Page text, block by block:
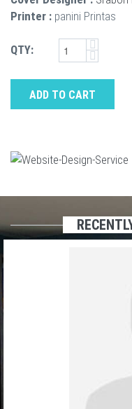
Printer : panini Printas
QTY:
ADD TO CART